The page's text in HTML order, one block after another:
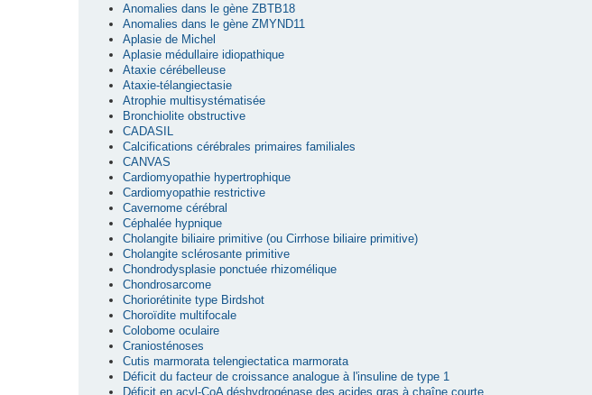
Anomalies dans le gène ZBTB18
Anomalies dans le gène ZMYND11
Aplasie de Michel
Aplasie médullaire idiopathique
Ataxie cérébelleuse
Ataxie-télangiectasie
Atrophie multisystématisée
Bronchiolite obstructive
CADASIL
Calcifications cérébrales primaires familiales
CANVAS
Cardiomyopathie hypertrophique
Cardiomyopathie restrictive
Cavernome cérébral
Céphalée hypnique
Cholangite biliaire primitive (ou Cirrhose biliaire primitive)
Cholangite sclérosante primitive
Chondrodysplasie ponctuée rhizomélique
Chondrosarcome
Choriorétinite type Birdshot
Choroïdite multifocale
Colobome oculaire
Craniosténoses
Cutis marmorata telengiectatica marmorata
Déficit du facteur de croissance analogue à l'insuline de type 1
Déficit en acyl-CoA déshydrogénase des acides gras à chaîne courte